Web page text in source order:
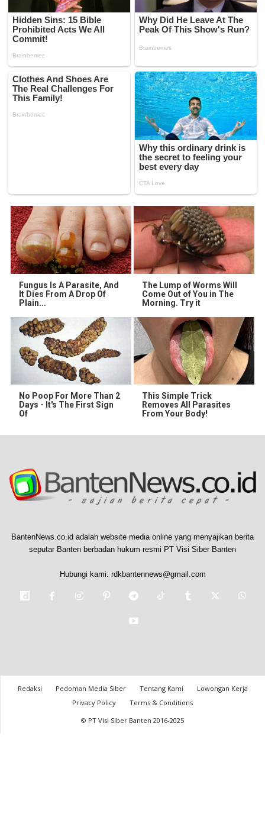
Fungus Is A Parasite, And
It Dies From A Drop Of
Plain...
The Lump of Worms Will
Come Out of You in The
Morning. Try it
No Poop For More Than 2
Days - It's The First Sign
Of
This Simple Trick
Removes All Parasites
From Your Body!
BantenNews.co.id adalah website media online yang menyajikan berita
seputar Banten berbadan hukum resmi PT Visi Siber Banten
Hubungi kami: rdkbantennews@gmail.com
Redaksi Pedoman Media Siber Tentang Kami
Lowongan Kerja
Privacy Policy
Terms & Conditions
© PT Visi Siber Banten 2016-2025